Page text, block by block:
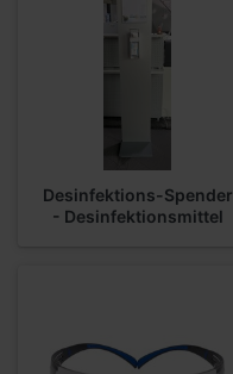
Desinfektions-Spender
- Desinfektionsmittel